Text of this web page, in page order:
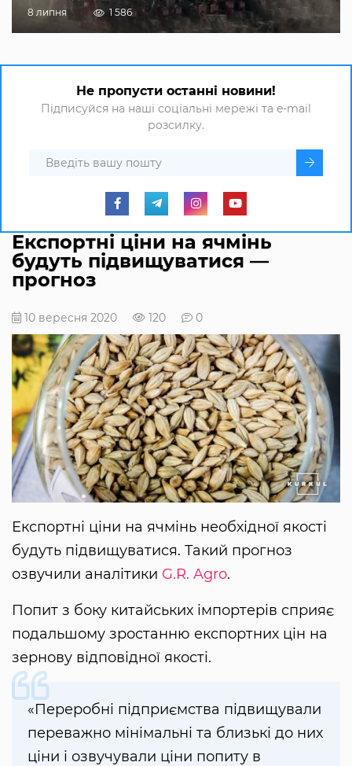
8 липня 1 586
Не пропусти останні новини!
Підписуйся на наші соціальні мережі та e-mail
розсилку.
Експортні ціни на ячмінь
будуть підвищуватися —
прогноз
10 вересня 2020 120 0
Експортні ціни на ячмінь необхідної якості
будуть підвищуватися. Такий прогноз
озвучили аналітики G.R. Agro.
Попит з боку китайських імпортерів сприяє
подальшому зростанню експортних цін на
зернову відповідної якості.
«Переробні підприємства підвищували
переважно мінімальні та близькі до них
ціни і озвучували ціни попиту в